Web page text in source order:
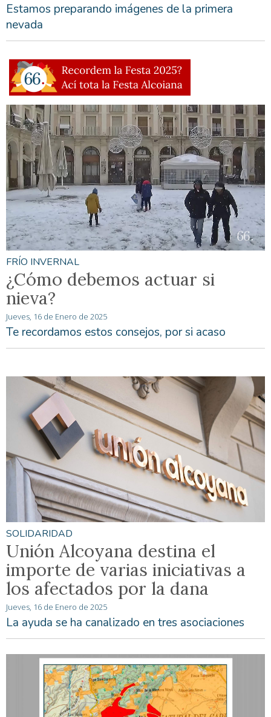
Estamos preparando imágenes de la primera
nevada
FRÍO INVERNAL
¿Cómo debemos actuar si
nieva?
Jueves, 16 de Enero de 2025
Te recordamos estos consejos, por si acaso
SOLIDARIDAD
Unión Alcoyana destina el
importe de varias iniciativas a
los afectados por la dana
Jueves, 16 de Enero de 2025
La ayuda se ha canalizado en tres asociaciones